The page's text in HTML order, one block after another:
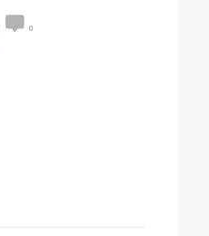
0